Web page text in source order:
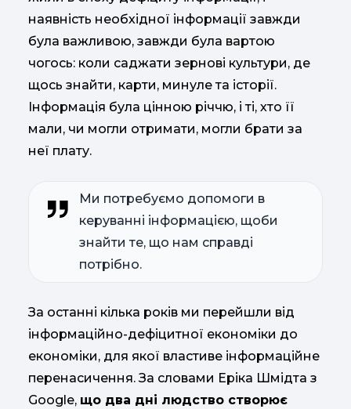
наявність необхідної інформації завжди
була важливою, завжди була вартою
чогось: коли саджати зернові культури, де
щось знайти, карти, минуле та історії.
Інформація була цінною річчю, і ті, хто її
мали, чи могли отримати, могли брати за
неї плату.
Ми потребуємо допомоги в
керуванні інформацією, щоби
знайти те, що нам справді
потрібно.
За останні кілька років ми перейшли від
інформаційно-дефіцитної економіки до
економіки, для якої властиве інформаційне
перенасичення. За словами Еріка Шмідта з
Google, що два дні людство створює